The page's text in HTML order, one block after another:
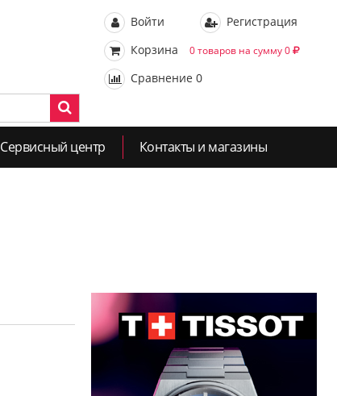
Войти
Регистрация
Корзина
0 товаров на сумму 0
Сравнение 0
Сервисный центр Контакты и магазины